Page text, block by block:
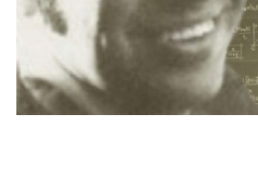
Projetos, Programas e Cursos
Artes, Cultura e Esportes
Museus e Espaços Interativos
Serviços